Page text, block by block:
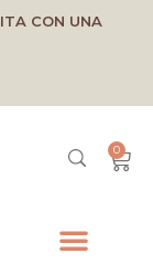
CON UNA
0